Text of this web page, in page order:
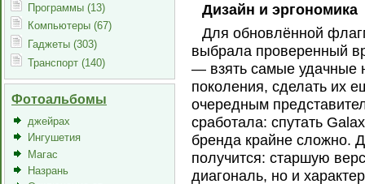
Программы (13)
Компьютеры (67)
Гаджеты (303)
Транспорт (140)
Фотоальбомы
джейрах
Ингушетия
Магас
Назрань
Дизайн и эргономика
Для обновлённой
выбрала проверенный
— взять самые удачные
поколения, сделать их
очередным
сработала: спутать
бренда крайне сложно.
получится: старшую
диагональ, но и